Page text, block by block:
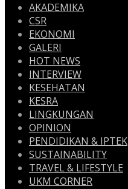
AKADEMIKA
CSR
EKONOMI
GALERI
HOT NEWS
INTERVIEW
KESEHATAN
KESRA
LINGKUNGAN
OPINION
PENDIDIKAN & IPTEK
SUSTAINABILITY
TRAVEL & LIFESTYLE
UKM CORNER